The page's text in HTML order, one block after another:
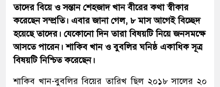
তাদের বিয়ে ও সন্তান শেহজাদ খান বীরের কথা স্বীকার
করেছেন সম্প্রতি। এবার জানা গেল, ৮ মাস আগেই বিচ্ছেদ
হয়েছে তাদের। যেকোনো দিন তারা বিষয়টি নিয়ে জনসমক্ষে
আসতে পারেন। শাকিব খান ও বুবলির ঘনিষ্ঠ একাধিক সূত্র
বিষয়টি নিশ্চিত করেছেন।
শাকিব খান-বুবলির বিয়ের তারিখ ছিল ২০১৮ সালের ২০